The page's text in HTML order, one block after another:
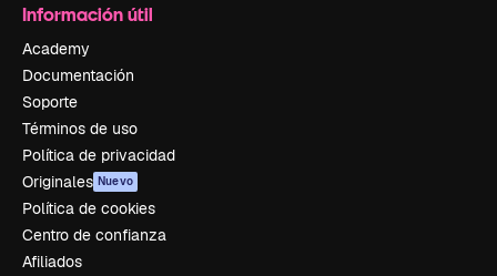
Información útil
Academy
Documentación
Soporte
Términos de uso
Política de privacidad
Originales Nuevo
Política de cookies
Centro de confianza
Afiliados